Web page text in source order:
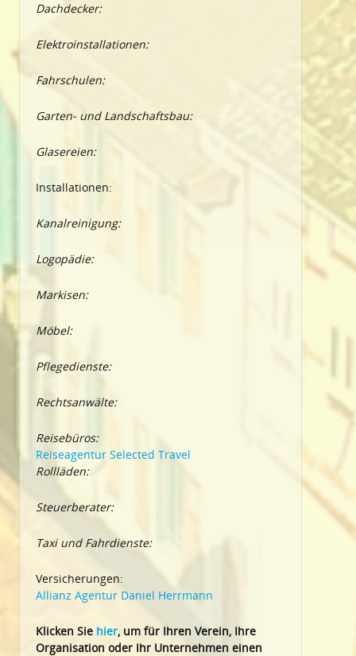
Dachdecker:
Elektroinstallationen:
Fahrschulen:
Garten- und Landschaftsbau:
Glasereien:
Installationen:
Kanalreinigung:
Logopädie:
Markisen:
Möbel:
Pflegedienste:
Rechtsanwälte:
Reisebüros:
Reiseagentur Selected Travel
Rollläden:
Steuerberater:
Taxi und Fahrdienste:
Versicherungen:
Allianz Agentur Daniel Herrmann
Klicken Sie hier, um für Ihren Verein, Ihre
Organisation oder Ihr Unternehmen einen